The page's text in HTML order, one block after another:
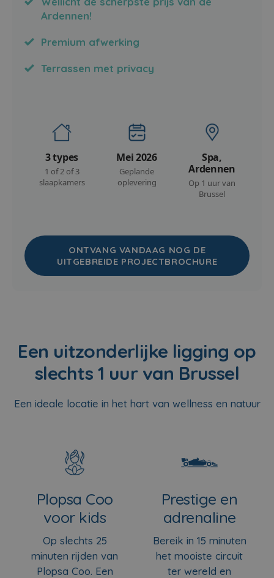
Ardennen!
Premium afwerking
Terrassen met privacy
3 types
1 of 2 of 3
slaapkamers
Mei 2026
Geplande
oplevering
Spa,
Ardennen
Op 1 uur van
Brussel
ONTVANG VANDAAG NOG DE
UITGEBREIDE PROJECTBROCHURE
Een uitzonderlijke ligging op
slechts 1 uur van Brussel
Een ideale locatie in het hart van wellness en natuur
Plopsa Coo
voor kids
Op slechts 25
minuten rijden van
Plopsa Coo. Een
Prestige en
adrenaline
Bereik in 15 minuten
het mooiste circuit
ter wereld en